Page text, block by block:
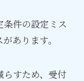
件の設定ミス
あります。
らすため、受付